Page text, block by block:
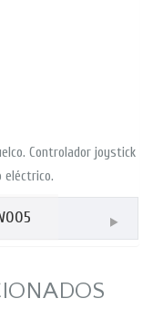
Controlador joystick
eléctrico.